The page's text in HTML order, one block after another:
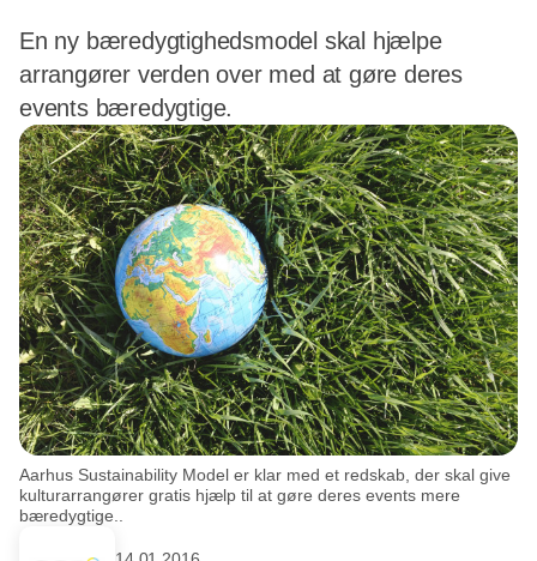
En ny bæredygtighedsmodel skal hjælpe
arrangører verden over med at gøre deres
events bæredygtige.
Aarhus Sustainability Model er klar med et redskab, der skal give
kulturarrangører gratis hjælp til at gøre deres events mere
bæredygtige..